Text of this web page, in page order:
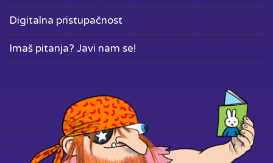
Digitalna pristupačnost
Imaš pitanja? Javi nam se!